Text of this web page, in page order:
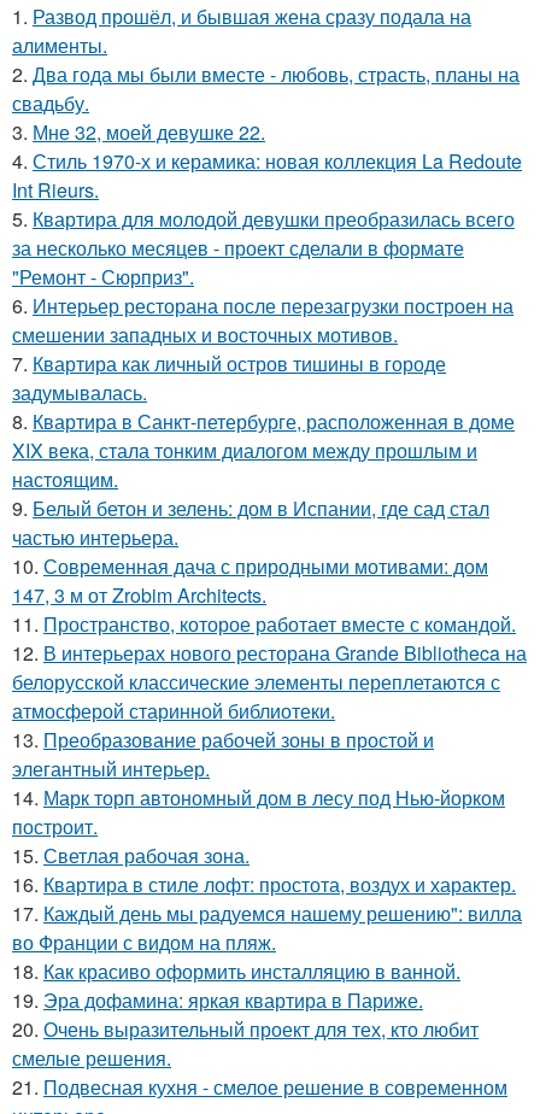
1. Развод прошёл, и бывшая жена сразу подала на
алименты.
2. Два года мы были вместе - любовь, страсть, планы на
свадьбу.
3. Мне 32, моей девушке 22.
4. Стиль 1970-х и керамика: новая коллекция La Redoute
Int Rieurs.
5. Квартира для молодой девушки преобразилась всего
за несколько месяцев - проект сделали в формате
"Ремонт - Сюрприз".
6. Интерьер ресторана после перезагрузки построен на
смешении западных и восточных мотивов.
7. Квартира как личный остров тишины в городе
задумывалась.
8. Квартира в Санкт-петербурге, расположенная в доме
XIX века, стала тонким диалогом между прошлым и
настоящим.
9. Белый бетон и зелень: дом в Испании, где сад стал
частью интерьера.
10. Современная дача с природными мотивами: дом
147, 3 м от Zrobim Architects.
11. Пространство, которое работает вместе с командой.
12. В интерьерах нового ресторана Grande Bibliotheca на
белорусской классические элементы переплетаются с
атмосферой старинной библиотеки.
13. Преобразование рабочей зоны в простой и
элегантный интерьер.
14. Марк торп автономный дом в лесу под Нью-йорком
построит.
15. Светлая рабочая зона.
16. Квартира в стиле лофт: простота, воздух и характер.
17. Каждый день мы радуемся нашему решению": вилла
во Франции с видом на пляж.
18. Как красиво оформить инсталляцию в ванной.
19. Эра дофамина: яркая квартира в Париже.
20. Очень выразительный проект для тех, кто любит
смелые решения.
21. Подвесная кухня - смелое решение в современном